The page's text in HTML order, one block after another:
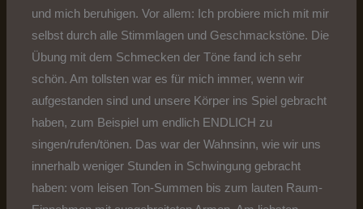
und mich beruhigen. Vor allem: Ich probiere mich mit mir
selbst durch alle Stimmlagen und Geschmackstöne. Die
Übung mit dem Schmecken der Töne fand ich sehr
schön. Am tollsten war es für mich immer, wenn wir
aufgestanden sind und unsere Körper ins Spiel gebracht
haben, zum Beispiel um endlich ENDLICH zu
singen/rufen/tönen. Das war der Wahnsinn, wie wir uns
innerhalb weniger Stunden in Schwingung gebracht
haben: vom leisen Ton-Summen bis zum lauten Raum-